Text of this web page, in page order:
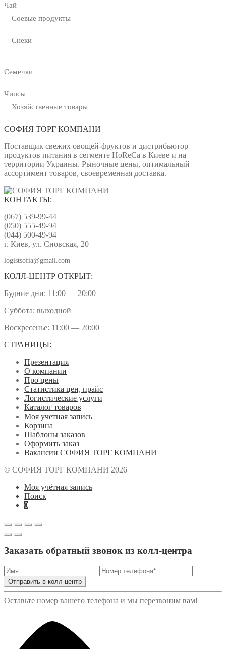
Чай
Соевые продукты
Снеки
Семечки
Чипсы
Хозяйственные товары
СОФИЯ ТОРГ КОМПАНИ
Поставщик свежих овощей-фруктов и дистрибьютор
продуктов питания в сегменте HoReCa в Киеве и на
территории Украины. Рыночные цены, оптимальный
ассортимент товаров, своевременная доставка.
КОНТАКТЫ:
(067) 539-99-44
(050) 555-49-94
(044) 500-49-94
г. Киев, ул. Сновская, 20
logistsofia@gmail.com
КОЛЛ-ЦЕНТР ОТКРЫТ:
Будние дни: 11:00 — 20:00
Суббота: выходной
Воскресенье: 11:00 — 20:00
СТРАНИЦЫ:
Презентация
О компании
Про цены
Статистика цен, прайс
Логистические услуги
Каталог товаров
Моя учетная запись
Корзина
Шаблоны заказов
Оформить заказ
Вакансии СОФИЯ ТОРГ КОМПАНИ
© СОФИЯ ТОРГ КОМПАНИ 2026
Моя учётная запись
Поиск
0
Заказать обратный звонок из колл-центра
Отправить в колл-центр
Оставьте номер вашего телефона и мы перезвоним вам!